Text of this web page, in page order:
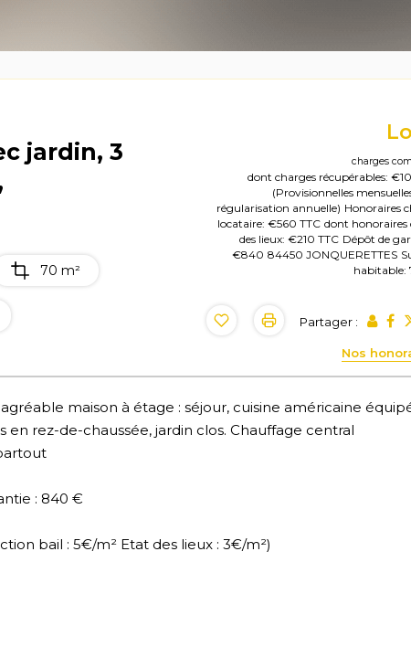
jardin, 3
70 m²
charges
dont charges récupérables:
(Provisionnelles
régularisation annuelle) Honoraires
locataire: €560 TTC dont honoraires
des lieux: €210 TTC Dépôt de
€840 84450 JONQUERETTES
habitable:
Partager :
Nos
maison à étage : séjour, cuisine américaine
rez-de-chaussée, jardin clos. Chauffage central
: 840 €
bail : 5€/m² Etat des lieux : 3€/m²)